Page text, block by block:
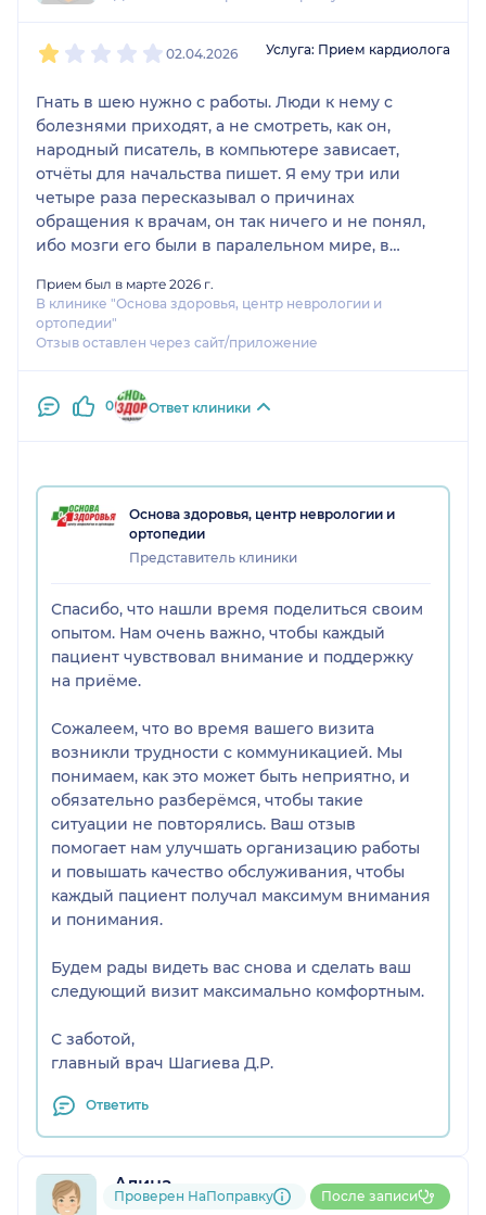
02.04.2026 Услуга: Прием кардиолога
Гнать в шею нужно с работы. Люди к нему с
болезнями приходят, а не смотреть, как он,
народный писатель, в компьютере зависает,
отчёты для начальства пишет. Я ему три или
четыре раза пересказывал о причинах
обращения к врачам, он так ничего и не понял,
ибо мозги его были в паралельном мире, в
не понимал сказанного и задавал вопросы не в
попад. После очередного идиотского вопроса я
не выдержал и ушёл. Приём не состоялся. Нужно
зависать. Делать то и другое одновременно он не
в состоянии.
Прием был в марте 2026 г.
В клинике "Основа здоровья, центр неврологии и
ортопедии"
Отзыв оставлен через сайт/приложение
0 Ответ клиники
Основа здоровья, центр неврологии и
ортопедии
Представитель клиники
Спасибо, что нашли время поделиться своим
опытом. Нам очень важно, чтобы каждый
пациент чувствовал внимание и поддержку
на приёме.
Сожалеем, что во время вашего визита
возникли трудности с коммуникацией. Мы
понимаем, как это может быть неприятно, и
обязательно разберёмся, чтобы такие
ситуации не повторялись. Ваш отзыв
помогает нам улучшать организацию работы
и повышать качество обслуживания, чтобы
каждый пациент получал максимум внимания
и понимания.
Будем рады видеть вас снова и сделать ваш
следующий визит максимально комфортным.
С заботой,
главный врач Шагиева Д.Р.
Ответить
Алина
1 отзыв
Проверен НаПоправку После записи